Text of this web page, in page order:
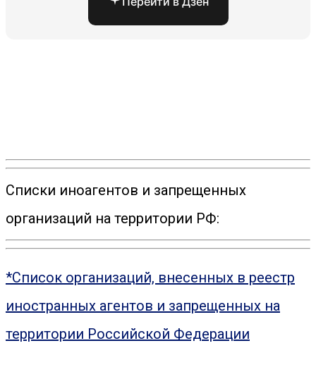
Списки иноагентов и запрещенных
организаций на территории РФ:
*Список организаций, внесенных в реестр
иностранных агентов и запрещенных на
территории Российской Федерации